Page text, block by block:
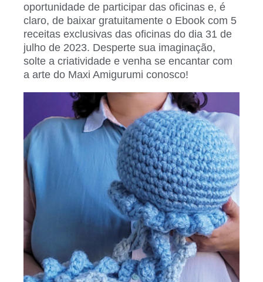
oportunidade de participar das oficinas e, é
claro, de baixar gratuitamente o Ebook com 5
receitas exclusivas das oficinas do dia 31 de
julho de 2023. Desperte sua imaginação,
solte a criatividade e venha se encantar com
a arte do Maxi Amigurumi conosco!